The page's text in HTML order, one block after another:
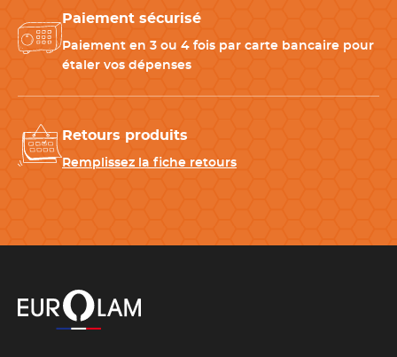
Longueur du manche 11 cm
Dureté de la lame 55 HRC
Fabrication
Paiement sécurisé
Paiement en 3 ou 4 fois par carte bancaire pour
étaler vos dépenses
Retours produits
Remplissez la fiche retours